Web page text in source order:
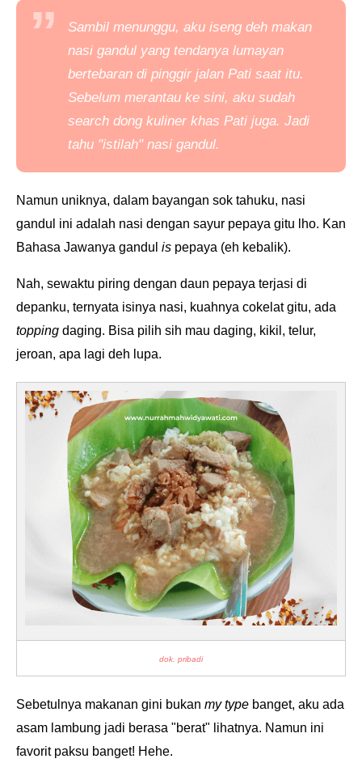
Sambil menunggu, aku iseng deh makan
nasi gandul yang tendanya lumayan
bertebaran di pinggir jalan Pati saat itu.
Sebelum merantau ke sini, aku sudah
search dong kuliner khas Pati juga. Jadi
tahu "istilah" nasi gandul.
Namun uniknya, dalam bayangan sok tahuku, nasi
gandul ini adalah nasi dengan sayur pepaya gitu lho. Kan
Bahasa Jawanya gandul is pepaya (eh kebalik).
Nah, sewaktu piring dengan daun pepaya terjasi di
depanku, ternyata isinya nasi, kuahnya cokelat gitu, ada
topping daging. Bisa pilih sih mau daging, kikil, telur,
jeroan, apa lagi deh lupa.
dok. pribadi
Sebetulnya makanan gini bukan my type banget, aku ada
asam lambung jadi berasa "berat" lihatnya. Namun ini
favorit paksu banget! Hehe.